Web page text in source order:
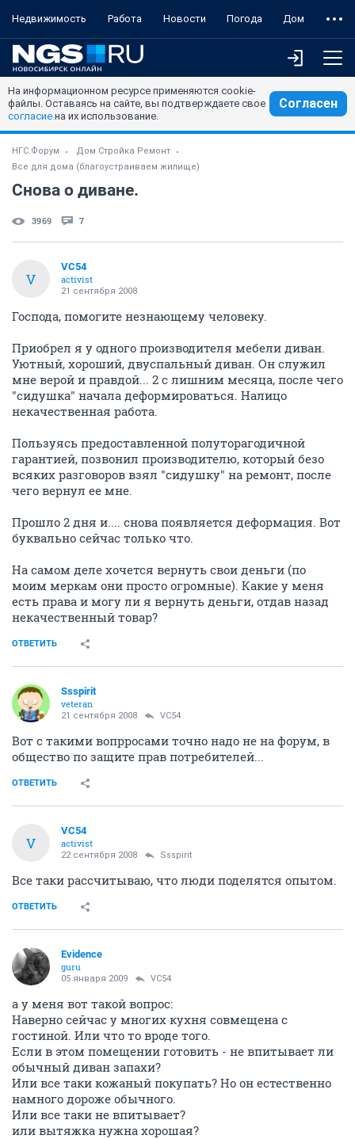
Недвижимость Работа Новости Погода Дом
На информационном ресурсе применяются cookie-
файлы. Оставаясь на сайте, вы подтверждаете свое
согласие на их использование.
Согласен
НГС.Форум
Дом Стройка Ремонт
Все для дома (благоустраиваем жилище)
Снова о диване.
3969 7
V
VC54
activist
21 сентября 2008
Господа, помогите незнающему человеку.
Приобрел я у одного производителя мебели диван.
Уютный, хороший, двуспальный диван. Он служил
мне верой и правдой... 2 с лишним месяца, после чего
"сидушка" начала деформироваться. Налицо
некачественная работа.
Пользуясь предоставленной полуторагодичной
гарантией, позвонил производителю, который безо
всяких разговоров взял "сидушку" на ремонт, после
чего вернул ее мне.
Прошло 2 дня и.... снова появляется деформация. Вот
буквально сейчас только что.
На самом деле хочется вернуть свои деньги (по
моим меркам они просто огромные). Какие у меня
есть права и могу ли я вернуть деньги, отдав назад
некачественный товар?
ОТВЕТИТЬ
Ssspirit
veteran
21 сентября 2008 VC54
Вот с такими вопрросами точно надо не на форум, в
общество по защите прав потребителей...
ОТВЕТИТЬ
V
VC54
activist
22 сентября 2008 Ssspirit
Все таки рассчитываю, что люди поделятся опытом.
ОТВЕТИТЬ
Evidence
guru
05 января 2009 VC54
а у меня вот такой вопрос:
Наверно сейчас у многих кухня совмещена с
гостиной. Или что то вроде того.
Если в этом помещении готовить - не впитывает ли
обычный диван запахи?
Или все таки кожаный покупать? Но он естественно
намного дороже обычного.
Или все таки не впитывает?
или вытяжка нужна хорошая?